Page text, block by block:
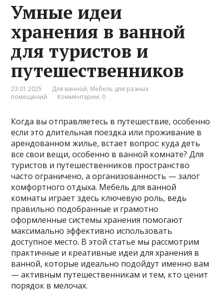
Умные идеи
хранения в ванной
для туристов и
путешественников
23.01.2025 Для ванной, Мебель для разных
помещений
Комментарии: 0
Когда вы отправляетесь в путешествие, особенно
если это длительная поездка или проживание в
арендованном жилье, встает вопрос: куда деть
все свои вещи, особенно в ванной комнате? Для
туристов и путешественников пространство
часто ограничено, а организованность — залог
комфортного отдыха. Мебель для ванной
комнаты играет здесь ключевую роль, ведь
правильно подобранные и грамотно
оформленные системы хранения помогают
максимально эффективно использовать
доступное место. В этой статье мы рассмотрим
практичные и креативные идеи для хранения в
ванной, которые идеально подойдут именно вам
— активным путешественникам и тем, кто ценит
порядок в мелочах.